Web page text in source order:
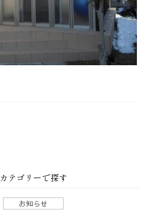
カテゴリーで探す
お知らせ